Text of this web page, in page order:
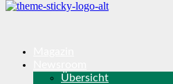
Übersicht